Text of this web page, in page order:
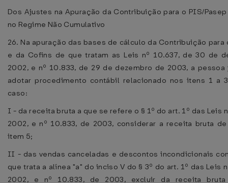
Dos Ajustes na Apuração da Contribuição para o PIS/
no Regime Não Cumulativo
26. Na apuração das bases de cálculo da Contribuição para
e da Cofins de que tratam as Leis nº 10.637, de 30 de
2002, e nº 10.833, de 29 de dezembro de 2003, a
adotar procedimento contábil relacionado nos itens 1 a
caso:
I - da receita bruta a que se refere o § 1º do art. 1º das Leis
2002, e nº 10.833, de 2003, considerar a receita bruta
item 5;
II - das vendas canceladas e descontos incondicionais
que trata a alínea "a" do inciso V do § 3º do art. 1º das Leis
2002, e nº 10.833, de 2003, excluir da receita bruta